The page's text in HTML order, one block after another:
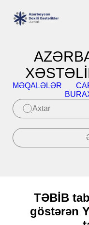
MƏQALƏLƏR
TƏBİB
göstərən